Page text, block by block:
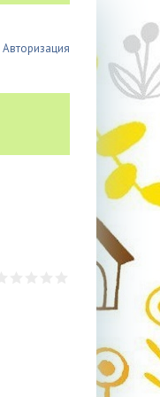
Авторизация